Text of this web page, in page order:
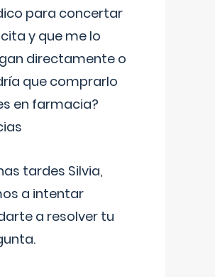
para concertar
y que me lo
directamente o
que comprarlo
en farmacia?
tardes Silvia,
a intentar
a resolver tu